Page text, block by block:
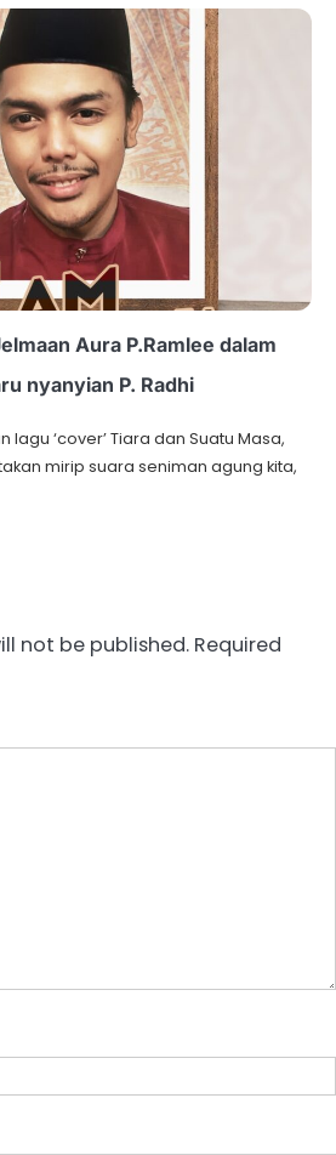
Aura P.Ramlee dalam
nyanyian P. Radhi
‘cover’ Tiara dan Suatu Masa,
mirip suara seniman agung kita,
not be published. Required